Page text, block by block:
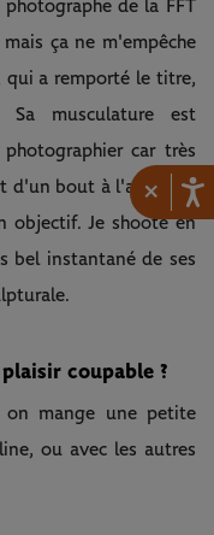
×
de la FFT
ça ne m'empêche
qui a remporté le titre,
musculature est
car très
d'un bout à l'autre du
objectif. Je shoote en
bel instantané de ses
coupable ?
mange une petite
ou avec les autres